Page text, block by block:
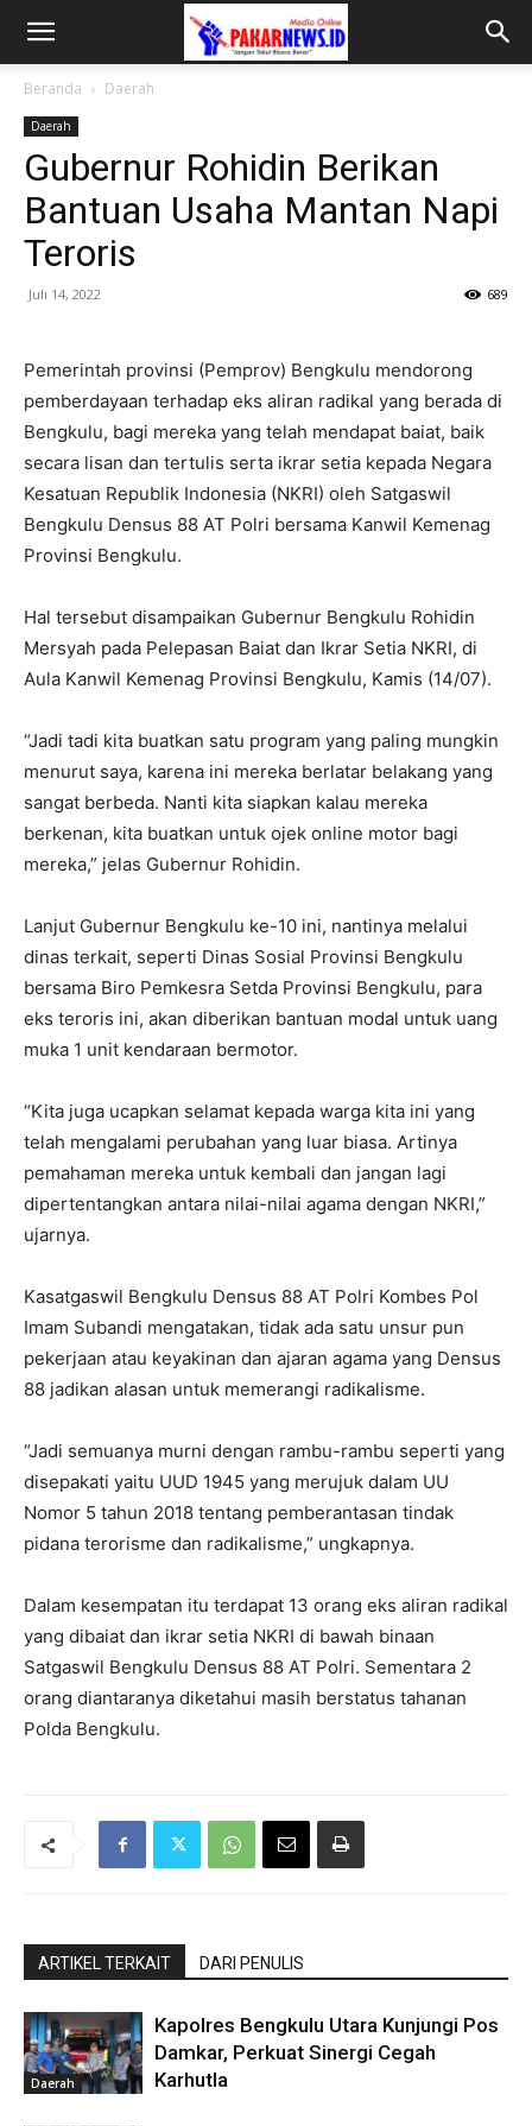
Beranda Daerah
Daerah
Gubernur Rohidin Berikan
Bantuan Usaha Mantan Napi
Teroris
Juli 14, 2022 689
Pemerintah provinsi (Pemprov) Bengkulu mendorong
pemberdayaan terhadap eks aliran radikal yang berada di
Bengkulu, bagi mereka yang telah mendapat baiat, baik
secara lisan dan tertulis serta ikrar setia kepada Negara
Kesatuan Republik Indonesia (NKRI) oleh Satgaswil
Bengkulu Densus 88 AT Polri bersama Kanwil Kemenag
Provinsi Bengkulu.
Hal tersebut disampaikan Gubernur Bengkulu Rohidin
Mersyah pada Pelepasan Baiat dan Ikrar Setia NKRI, di
Aula Kanwil Kemenag Provinsi Bengkulu, Kamis (14/07).
“Jadi tadi kita buatkan satu program yang paling mungkin
menurut saya, karena ini mereka berlatar belakang yang
sangat berbeda. Nanti kita siapkan kalau mereka
berkenan, kita buatkan untuk ojek online motor bagi
mereka,” jelas Gubernur Rohidin.
Lanjut Gubernur Bengkulu ke-10 ini, nantinya melalui
dinas terkait, seperti Dinas Sosial Provinsi Bengkulu
bersama Biro Pemkesra Setda Provinsi Bengkulu, para
eks teroris ini, akan diberikan bantuan modal untuk uang
muka 1 unit kendaraan bermotor.
“Kita juga ucapkan selamat kepada warga kita ini yang
telah mengalami perubahan yang luar biasa. Artinya
pemahaman mereka untuk kembali dan jangan lagi
dipertentangkan antara nilai-nilai agama dengan NKRI,”
ujarnya.
Kasatgaswil Bengkulu Densus 88 AT Polri Kombes Pol
Imam Subandi mengatakan, tidak ada satu unsur pun
pekerjaan atau keyakinan dan ajaran agama yang Densus
88 jadikan alasan untuk memerangi radikalisme.
“Jadi semuanya murni dengan rambu-rambu seperti yang
disepakati yaitu UUD 1945 yang merujuk dalam UU
Nomor 5 tahun 2018 tentang pemberantasan tindak
pidana terorisme dan radikalisme,” ungkapnya.
Dalam kesempatan itu terdapat 13 orang eks aliran radikal
yang dibaiat dan ikrar setia NKRI di bawah binaan
Satgaswil Bengkulu Densus 88 AT Polri. Sementara 2
orang diantaranya diketahui masih berstatus tahanan
Polda Bengkulu.
ARTIKEL TERKAIT DARI PENULIS
Daerah
Kapolres Bengkulu Utara Kunjungi Pos
Damkar, Perkuat Sinergi Cegah
Karhutla